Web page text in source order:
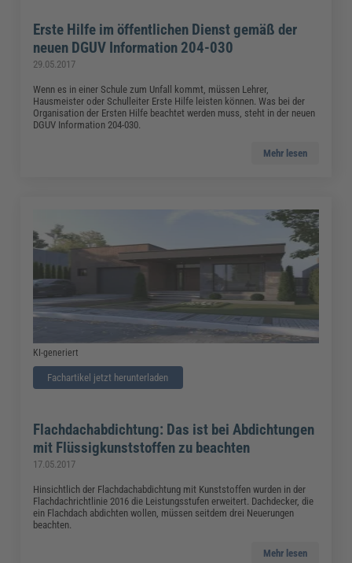
Erste Hilfe im öffentlichen Dienst gemäß der
neuen DGUV Information 204-030
29.05.2017
Wenn es in einer Schule zum Unfall kommt, müssen Lehrer,
Hausmeister oder Schulleiter Erste Hilfe leisten können. Was bei der
Organisation der Ersten Hilfe beachtet werden muss, steht in der neuen
DGUV Information 204-030.
Mehr lesen
KI-generiert
Fachartikel jetzt herunterladen
Flachdachabdichtung: Das ist bei Abdichtungen
mit Flüssigkunststoffen zu beachten
17.05.2017
Hinsichtlich der Flachdachabdichtung mit Kunststoffen wurden in der
Flachdachrichtlinie 2016 die Leistungsstufen erweitert. Dachdecker, die
ein Flachdach abdichten wollen, müssen seitdem drei Neuerungen
beachten.
Mehr lesen